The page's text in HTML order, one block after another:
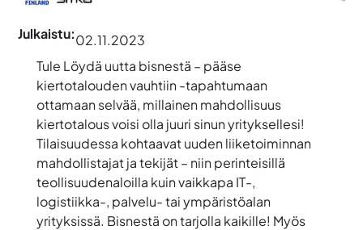
Julkaistu:02.11.2023
Tule Löydä uutta bisnestä – pääse
kiertotalouden vauhtiin-tapahtumaan
ottamaan selvää, millainen mahdollisuus
kiertotalous voisi olla juuri sinun yrityksellesi!
Tilaisuudessa kohtaavat uuden liiketoiminnan
mahdollistajat ja tekijät – niin perinteisillä
teollisuudenaloilla kuin vaikkapa IT-,
logistiikka-, palvelu- tai ympäristöalan
yrityksissä. Bisnestä on tarjolla kaikille! Myös